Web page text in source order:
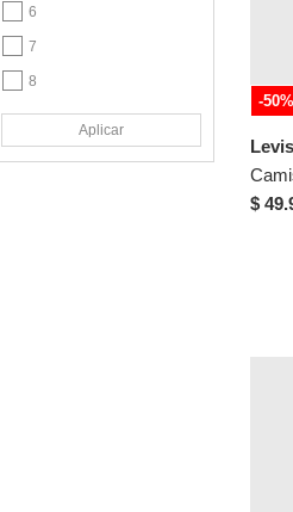
Jordan
KAPO
Kenneth Cole
KOPER
Morado
Multicolor
6
7
8
10
12
Aplicar
-50%
Levis
$